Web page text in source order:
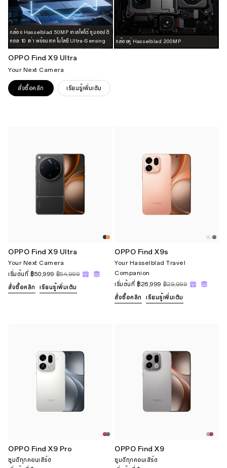
กล้อง Hasselblad 50MP เทเลโฟโต้ ซูมออปติ
คอล 10 เท่า พร้อมเทคโนโลยี Ultra-Sensing
กล้องคู่ Hasselblad 200MP
OPPO Find X9 Ultra
Your Next Camera
สั่งซื้อคลิก เรียนรู้เพิ่มเติม
OPPO Find X9 Ultra
Your Next Camera
เริ่มต้นที่ ฿50,999 ฿54,999
สั่งซื้อคลิก เรียนรู้เพิ่มเติม
OPPO Find X9s
Your Hasselblad Travel
Companion
เริ่มต้นที่ ฿26,999 ฿29,999
สั่งซื้อคลิก เรียนรู้เพิ่มเติม
OPPO Find X9 Pro
ซูมดีทุกคอนเสิร์ต
OPPO Find X9
ซูมดีทุกคอนเสิร์ต